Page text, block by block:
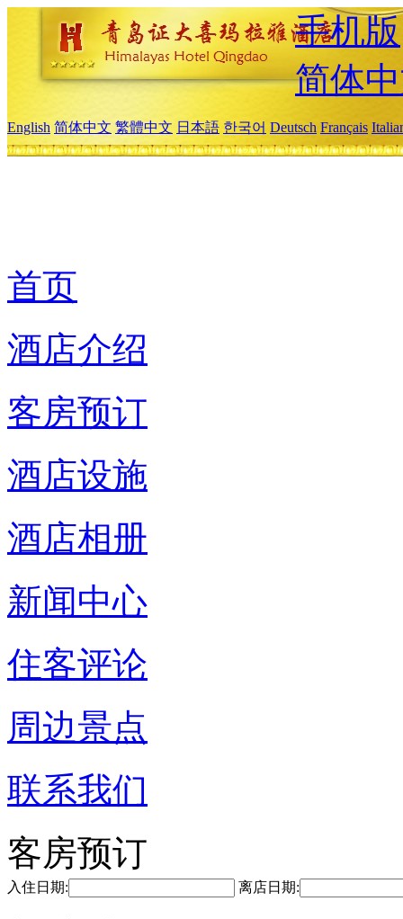
手机版
简体
English 简体中文 繁體中文 日本語 한국어 Deutsch Français
首页
酒店介绍
客房预订
酒店设施
酒店相册
新闻中心
住客评论
周边景点
联系我们
客房预订
入住日期: 离店日期: